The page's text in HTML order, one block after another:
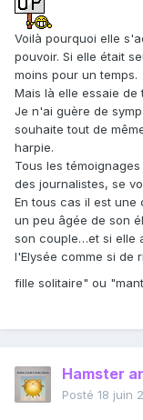
Voilà pourquoi elle
pouvoir. Si elle était
moins pour un temps.
Mais là elle essaie
Je n'ai guère de
souhaite tout de
harpie.
Tous les
des journalistes, se
En tous cas il est
un peu âgée de son
son couple…et si elle
l'Elysée comme si de
fille solitaire" ou
Hamster
Posté 18 juin